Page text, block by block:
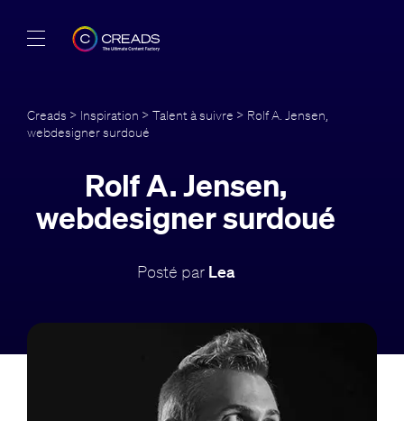
Offres
À propos
Guide
Creads > Inspiration > Talent à suivre > Rolf A. Jensen,
webdesigner surdoué
Rolf A. Jensen,
webdesigner surdoué
Posté par Lea